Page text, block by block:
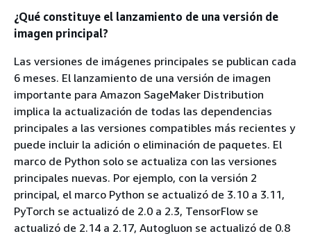
¿Qué constituye el lanzamiento de una versión de
imagen principal?
Las versiones de imágenes principales se publican cada
6 meses. El lanzamiento de una versión de imagen
importante para Amazon SageMaker Distribution
implica la actualización de todas las dependencias
principales a las versiones compatibles más recientes y
puede incluir la adición o eliminación de paquetes. El
marco de Python solo se actualiza con las versiones
principales nuevas. Por ejemplo, con la versión 2
principal, el marco Python se actualizó de 3.10 a 3.11,
PyTorch se actualizó de 2.0 a 2.3, TensorFlow se
actualizó de 2.14 a 2.17, Autogluon se actualizó de 0.8